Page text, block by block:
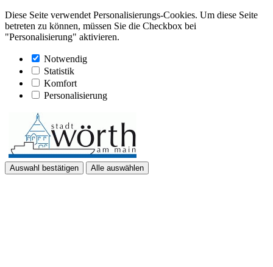
Diese Seite verwendet Personalisierungs-Cookies. Um diese Seite
betreten zu können, müssen Sie die Checkbox bei
"Personalisierung" aktivieren.
Notwendig
Statistik
Komfort
Personalisierung
Auswahl bestätigen Alle auswählen